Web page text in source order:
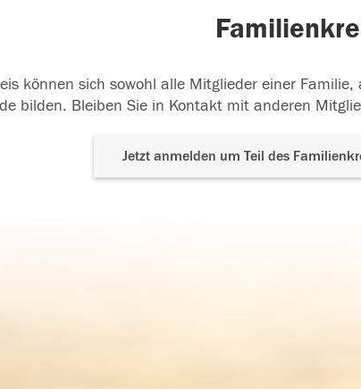
können sich sowohl alle Mitglieder einer
bilden. Bleiben Sie in Kontakt mit anderen
Jetzt anmelden um Teil des